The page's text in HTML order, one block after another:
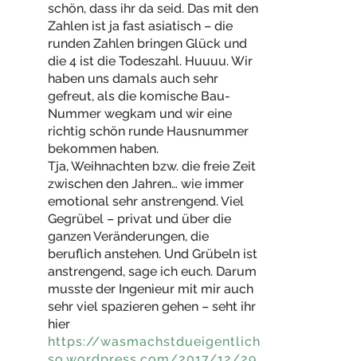
schön, dass ihr da seid. Das mit den
Zahlen ist ja fast asiatisch – die
runden Zahlen bringen Glück und
die 4 ist die Todeszahl. Huuuu. Wir
haben uns damals auch sehr
gefreut, als die komische Bau-
Nummer wegkam und wir eine
richtig schön runde Hausnummer
bekommen haben.
Tja, Weihnachten bzw. die freie Zeit
zwischen den Jahren… wie immer
emotional sehr anstrengend. Viel
Gegrübel – privat und über die
ganzen Veränderungen, die
beruflich anstehen. Und Grübeln ist
anstrengend, sage ich euch. Darum
musste der Ingenieur mit mir auch
sehr viel spazieren gehen – seht ihr
hier
https://wasmachstdueigentlich